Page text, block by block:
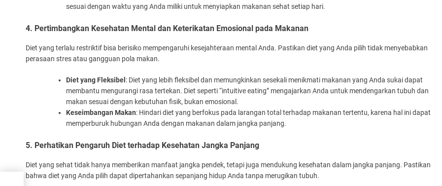
sesuai dengan waktu yang Anda miliki untuk menyiapkan makanan sehat setiap hari.
4. Pertimbangkan Kesehatan Mental dan Keterikatan Emosional pada Makanan
Diet yang terlalu restriktif bisa berisiko mempengaruhi kesejahteraan mental Anda. Pastikan diet yang Anda pilih tidak menyebabkan
perasaan stres atau gangguan pola makan.
Diet yang Fleksibel : Diet yang lebih fleksibel dan memungkinkan sesekali menikmati makanan yang Anda sukai dapat
membantu mengurangi rasa tertekan. Diet seperti “intuitive eating” mengajarkan Anda untuk mendengarkan tubuh dan
makan sesuai dengan kebutuhan fisik, bukan emosional.
Keseimbangan Makan: Hindari diet yang berfokus pada larangan total terhadap makanan tertentu, karena hal ini dapat
memperburuk hubungan Anda dengan makanan dalam jangka panjang.
5. Perhatikan Pengaruh Diet terhadap Kesehatan Jangka Panjang
Diet yang sehat tidak hanya memberikan manfaat jangka pendek, tetapi juga mendukung kesehatan dalam jangka panjang. Pastikan
bahwa diet yang Anda pilih dapat dipertahankan sepanjang hidup Anda tanpa merugikan tubuh.